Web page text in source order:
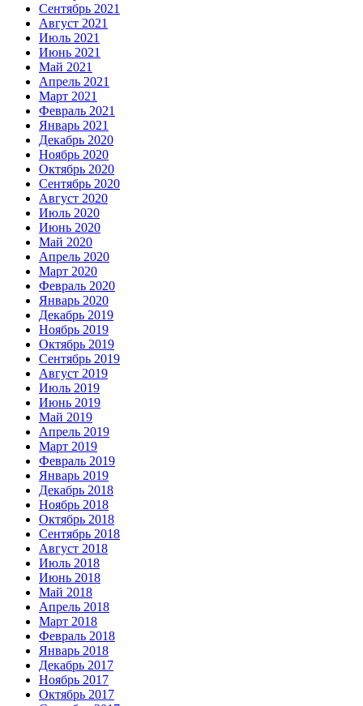
Сентябрь 2021
Август 2021
Июль 2021
Июнь 2021
Май 2021
Апрель 2021
Март 2021
Февраль 2021
Январь 2021
Декабрь 2020
Ноябрь 2020
Октябрь 2020
Сентябрь 2020
Август 2020
Июль 2020
Июнь 2020
Май 2020
Апрель 2020
Март 2020
Февраль 2020
Январь 2020
Декабрь 2019
Ноябрь 2019
Октябрь 2019
Сентябрь 2019
Август 2019
Июль 2019
Июнь 2019
Май 2019
Апрель 2019
Март 2019
Февраль 2019
Январь 2019
Декабрь 2018
Ноябрь 2018
Октябрь 2018
Сентябрь 2018
Август 2018
Июль 2018
Июнь 2018
Май 2018
Апрель 2018
Март 2018
Февраль 2018
Январь 2018
Декабрь 2017
Ноябрь 2017
Октябрь 2017